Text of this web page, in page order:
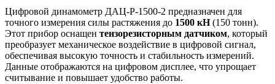
Цифровой динамометр ДАЦ-Р-1500-2 предназначен для
точного измерения силы растяжения до 1500 кН(150 тонн).
Этот прибор оснащен тензорезисторным датчиком, который
преобразует механическое воздействие в цифровой сигнал,
обеспечивая высокую точность и стабильность измерений.
Данные отображаются на цифровом дисплее, что упрощает
считывание и повышает удобство работы.